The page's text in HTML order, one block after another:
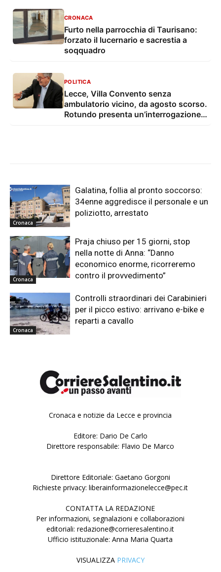
CRONACA
Furto nella parrocchia di Taurisano:
forzato il lucernario e sacrestia a
soqquadro
POLITICA
Lecce, Villa Convento senza
ambulatorio vicino, da agosto scorso.
Rotundo presenta un’interrogazione e
Cronaca
Galatina, follia al pronto soccorso:
34enne aggredisce il personale e un
poliziotto, arrestato
Cronaca
Praja chiuso per 15 giorni, stop
nella notte di Anna: “Danno
economico enorme, ricorreremo
contro il provvedimento”
Cronaca
Controlli straordinari dei Carabinieri
per il picco estivo: arrivano e-bike e
reparti a cavallo
Cronaca e notizie da Lecce e provincia
Editore: Dario De Carlo
Direttore responsabile: Flavio De Marco
Direttore Editoriale: Gaetano Gorgoni
Richieste privacy: liberainformazionelecce@pec.it
CONTATTA LA REDAZIONE
Per informazioni, segnalazioni e collaborazioni
editoriali: redazione@corrieresalentino.it
Ufficio istituzionale: Anna Maria Quarta
VISUALIZZA PRIVACY